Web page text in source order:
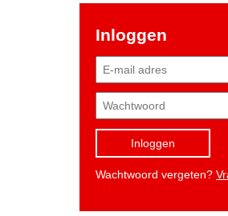
Inloggen
Inloggen
Wachtwoord vergeten?